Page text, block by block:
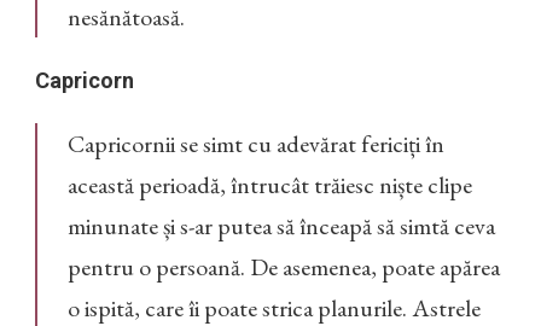
nesănătoasă.
Capricorn
Capricornii se simt cu adevărat fericiți în
această perioadă, întrucât trăiesc niște clipe
minunate și s-ar putea să înceapă să simtă ceva
pentru o persoană. De asemenea, poate apărea
o ispită, care îi poate strica planurile. Astrele